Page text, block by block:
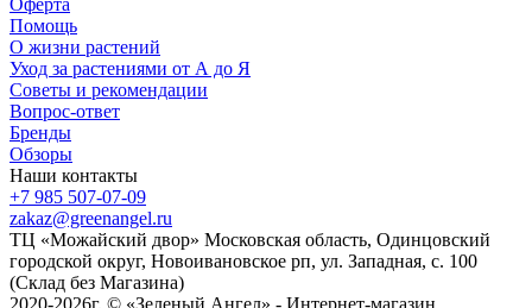
Помощь
О жизни растений
Уход за растениями от А до Я
Советы и рекомендации
Вопрос-ответ
Бренды
Обзоры
Наши контакты
+7 985 507-07-09
zakaz@greenangel.ru
ТЦ «Можайский двор» Московская область, Одинцовский
городской округ, Новоивановское рп, ул. Западная, с. 100
(Склад без Магазина)
2020-2026г. © «Зеленый Ангел» - Интернет-магазин